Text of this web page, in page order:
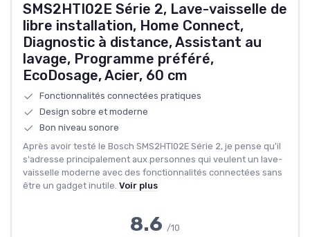
SMS2HTI02E Série 2, Lave-vaisselle de
libre installation, Home Connect,
Diagnostic à distance, Assistant au
lavage, Programme préféré,
EcoDosage, Acier, 60 cm
Fonctionnalités connectées pratiques
Design sobre et moderne
Bon niveau sonore
Après avoir testé le Bosch SMS2HTI02E Série 2, je pense qu'il
s'adresse principalement aux personnes qui veulent un lave-
vaisselle moderne avec des fonctionnalités connectées sans
être un gadget inutile. Voir plus
8.6 /10